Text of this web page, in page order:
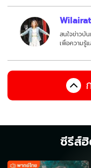
สนใจข่าวบั
เพื่อความรู้
ซีรีส์